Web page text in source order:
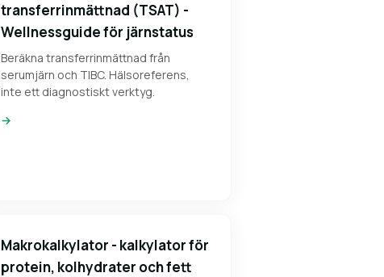
transferrinmättnad (TSAT) -
Wellnessguide för järnstatus
Beräkna transferrinmättnad från
serumjärn och TIBC. Hälsoreferens,
inte ett diagnostiskt verktyg.
→
Makrokalkylator - kalkylator för
protein, kolhydrater och fett